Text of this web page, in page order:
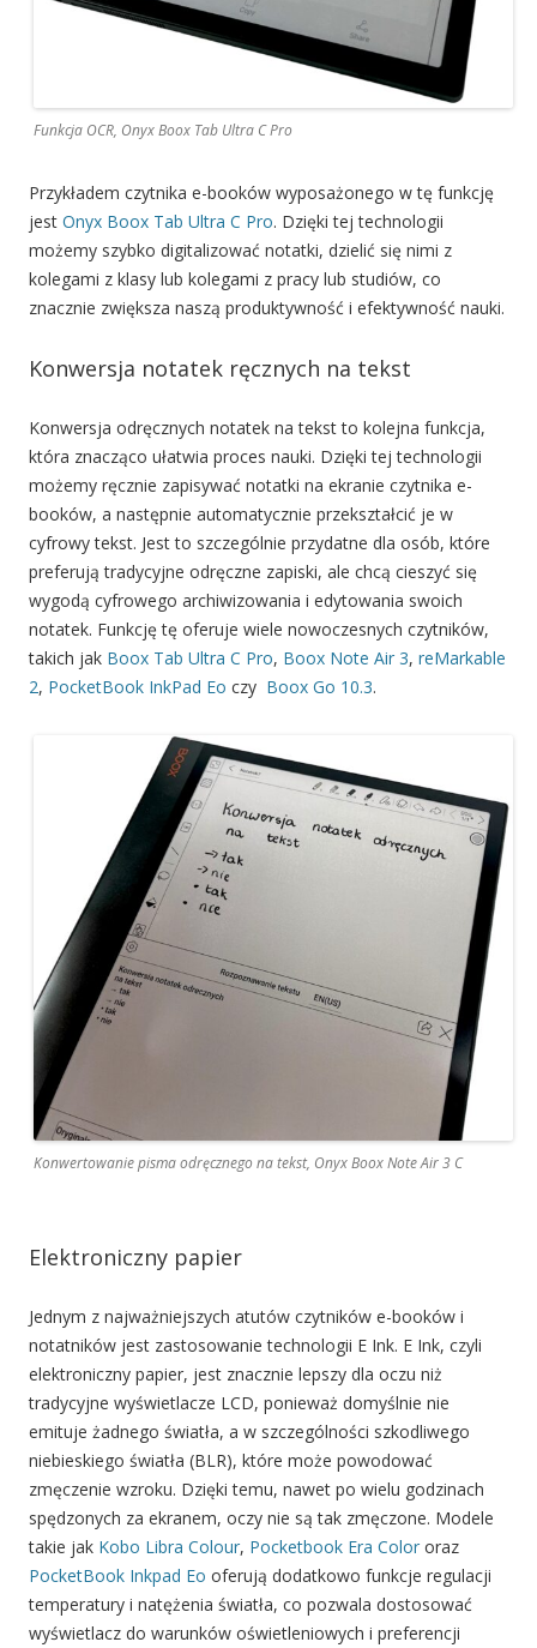
Funkcja OCR, Onyx Boox Tab Ultra C Pro
Przykładem czytnika e-booków wyposażonego w tę funkcję
jest Onyx Boox Tab Ultra C Pro. Dzięki tej technologii
możemy szybko digitalizować notatki, dzielić się nimi z
kolegami z klasy lub kolegami z pracy lub studiów, co
znacznie zwiększa naszą produktywność i efektywność nauki.
Konwersja notatek ręcznych na tekst
Konwersja odręcznych notatek na tekst to kolejna funkcja,
która znacząco ułatwia proces nauki. Dzięki tej technologii
możemy ręcznie zapisywać notatki na ekranie czytnika e-
booków, a następnie automatycznie przekształcić je w
cyfrowy tekst. Jest to szczególnie przydatne dla osób, które
preferują tradycyjne odręczne zapiski, ale chcą cieszyć się
wygodą cyfrowego archiwizowania i edytowania swoich
notatek. Funkcję tę oferuje wiele nowoczesnych czytników,
takich jak Boox Tab Ultra C Pro, Boox Note Air 3, reMarkable
2, PocketBook InkPad Eo czy Boox Go 10.3.
Konwertowanie pisma odręcznego na tekst, Onyx Boox Note Air 3 C
Elektroniczny papier
Jednym z najważniejszych atutów czytników e-booków i
notatników jest zastosowanie technologii E Ink. E Ink, czyli
elektroniczny papier, jest znacznie lepszy dla oczu niż
tradycyjne wyświetlacze LCD, ponieważ domyślnie nie
emituje żadnego światła, a w szczególności szkodliwego
niebieskiego światła (BLR), które może powodować
zmęczenie wzroku. Dzięki temu, nawet po wielu godzinach
spędzonych za ekranem, oczy nie są tak zmęczone. Modele
takie jak Kobo Libra Colour, Pocketbook Era Color oraz
PocketBook Inkpad Eo oferują dodatkowo funkcje regulacji
temperatury i natężenia światła, co pozwala dostosować
wyświetlacz do warunków oświetleniowych i preferencji